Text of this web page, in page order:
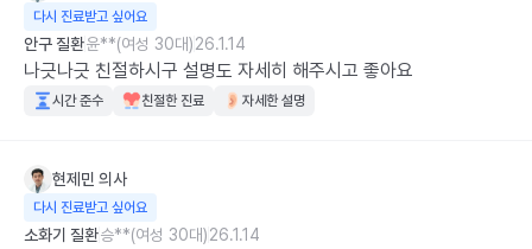
다시 진료받고 싶어요
안구 질환윤**(여성 30대)26.1.14
나긋나긋 친절하시구 설명도 자세히 해주시고 좋아요
시간 준수 친절한 진료 자세한 설명
현제민 의사
다시 진료받고 싶어요
소화기 질환승**(여성 30대)26.1.14